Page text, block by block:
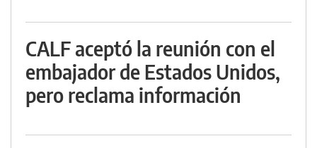
CALF aceptó la reunión con el
embajador de Estados Unidos,
pero reclama información